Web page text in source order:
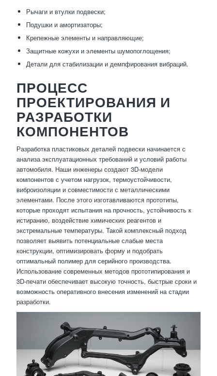
Рычаги и втулки подвески;
Подушки и амортизаторы;
Крепежные элементы и направляющие;
Защитные кожухи и элементы шумопоглощения;
Детали для стабилизации и демпфирования вибраций.
ПРОЦЕСС
ПРОЕКТИРОВАНИЯ И
РАЗРАБОТКИ
КОМПОНЕНТОВ
Разработка пластиковых деталей подвески начинается с
анализа эксплуатационных требований и условий работы
автомобиля. Наши инженеры создают 3D-модели
компонентов с учетом нагрузок, термоустойчивости,
виброизоляции и совместимости с металлическими
элементами. После этого изготавливаются прототипы,
которые проходят испытания на прочность, устойчивость к
истиранию, воздействие химических реагентов и
экстремальные температуры. Такой комплексный подход
позволяет выявить потенциальные слабые места
конструкции, оптимизировать форму и подобрать
оптимальный полимер для серийного производства.
Использование современных методов прототипирования и
3D-печати обеспечивает высокую точность, быстрые сроки и
возможность оперативного внесения изменений на стадии
разработки.